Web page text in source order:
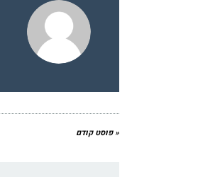
« פוסט קודם